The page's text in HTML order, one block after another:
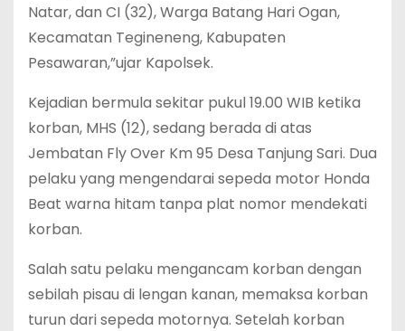
Natar, dan CI (32), Warga Batang Hari Ogan,
Kecamatan Tegineneng, Kabupaten
Pesawaran,”ujar Kapolsek.
Kejadian bermula sekitar pukul 19.00 WIB ketika
korban, MHS (12), sedang berada di atas
Jembatan Fly Over Km 95 Desa Tanjung Sari. Dua
pelaku yang mengendarai sepeda motor Honda
Beat warna hitam tanpa plat nomor mendekati
korban.
Salah satu pelaku mengancam korban dengan
sebilah pisau di lengan kanan, memaksa korban
turun dari sepeda motornya. Setelah korban